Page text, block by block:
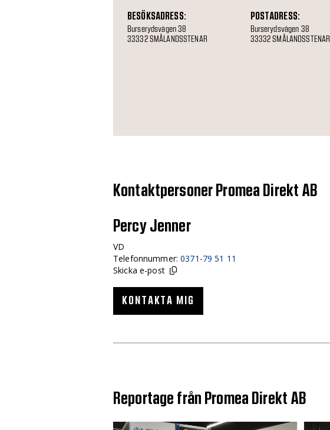
BESÖKSADRESS:
Burserydsvägen 38
33332 SMÅLANDSSTENAR
POSTADRESS:
Burserydsvägen 38
33332 SMÅLANDSSTENAR
Kontaktpersoner Promea Direkt AB
Percy Jenner
VD
Telefonnummer:0371-79 51 11
Skicka e-post
KONTAKTA MIG
Reportage från Promea Direkt AB